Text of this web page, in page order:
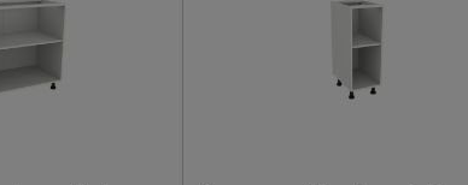
dolnych partii mebli kuchennych,
dodatkową ochronę. Dzięki swojej
jak i podczas renowacji istniejących
do indywidualnych potrzeb